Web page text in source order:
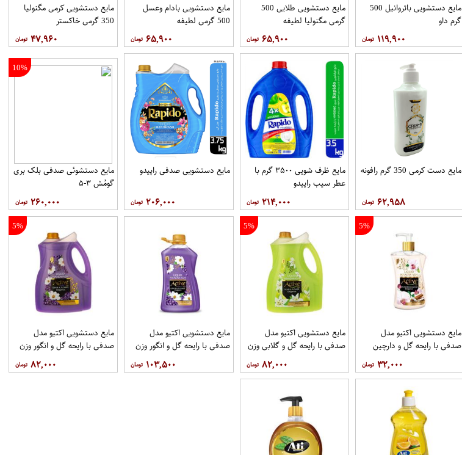
مایع دستشویی باتروانیل 500
گرم داو
۱۱۹,۹۰۰
مایع دستشویی طلایی 500
گرمی مگنولیا لطیفه
۶۵,۹۰۰
مایع دستشویی بادام وعسل
500 گرمی لطیفه
۶۵,۹۰۰
مایع دستشویی کرمی مگنولیا
350 گرمی خاکستر
۴۷,۹۶۰
مایع دست کرمی 350 گرم رافونه
۶۲,۹۵۸
مایع ظرف شویی ۳۵۰۰ گرم با
عطر سیب راپیدو
۲۱۴,۰۰۰
مایع دستشویی صدفی راپیدو
۲۰۶,۰۰۰
10%
مایع دستشوئی صدفی بلک بری
گومُش ۳-۵
۲۶۰,۰۰۰
5%
مایع دستشویی اکتیو مدل
صدفی با رایحه گل و دارچین
۳۲,۰۰۰
5%
مایع دستشویی اکتیو مدل
صدفی با رایحه گل و گلابی وزن
۸۲,۰۰۰
مایع دستشویی اکتیو مدل
صدفی با رایحه گل و انگور وزن
۱۰۳,۵۰۰
5%
مایع دستشویی اکتیو مدل
صدفی با رایحه گل و انگور وزن
۸۲,۰۰۰